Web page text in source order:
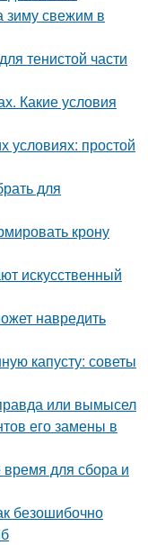
зиму свежим в
тенистой части
Какие условия
простой
для
крону
искусственный
навредить
капусту: советы
или вымысел
его замены в
время для сбора и
безошибочно